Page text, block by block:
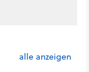
alle anzeigen